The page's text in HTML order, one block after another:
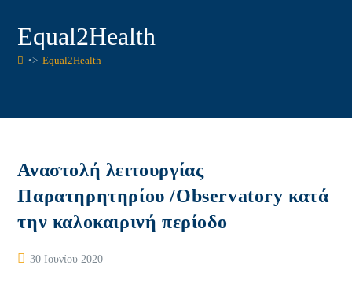
Equal2Health
•> Equal2Health
Αναστολή λειτουργίας
Παρατηρητηρίου /Observatory κατά
την καλοκαιρινή περίοδο
Post30 Ιουνίου 2020